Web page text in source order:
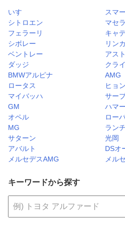
いすゞ
スマ
シトロエン
マセ
フェラーリ
キャ
シボレー
リン
ベントレー
アス
ダッジ
クラ
BMWアルピナ
AMG
ロータス
ヒョ
マイバッハ
サー
GM
ハマー
オペル
ロー
MG
ラン
サターン
光岡
アバルト
DSオ
メルセデスAMG
メル
キーワードから探す